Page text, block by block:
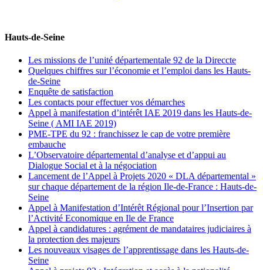
Hauts-de-Seine
Les missions de l’unité départementale 92 de la Direccte
Quelques chiffres sur l’économie et l’emploi dans les Hauts-
de-Seine
Enquête de satisfaction
Les contacts pour effectuer vos démarches
Appel à manifestation d’intérêt IAE 2019 dans les Hauts-de-
Seine ( AMI IAE 2019)
PME-TPE du 92 : franchissez le cap de votre première
embauche
L’Observatoire départemental d’analyse et d’appui au
Dialogue Social et à la négociation
Lancement de l’Appel à Projets 2020 « DLA départemental »
sur chaque département de la région Ile-de-France : Hauts-de-
Seine
Appel à Manifestation d’Intérêt Régional pour l’Insertion par
l’Activité Economique en Ile de France
Appel à candidatures : agrément de mandataires judiciaires à
la protection des majeurs
Les nouveaux visages de l’apprentissage dans les Hauts-de-
Seine